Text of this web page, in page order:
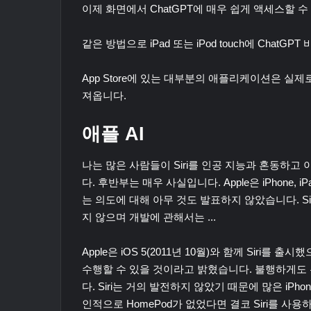
이제 화면에서 ChatGPT에 매우 쉽게 액세스할
같은 방법으로 iPad 또는 iPod touch에 ChatGPT
App Store에 있는 대부분의 애플리케이션은 실
져옵니다.
애플 AI
나는 많은 사람들이 Siri를 인공 지능과 혼동하고
다. 후반부는 매우 사실입니다. Apple은 iPhone,
는 의도에 대해 아무 것도 발표하지 않았습니다.
지 않으며 개발에 관해서는 ...
Apple은 iOS 5(2011년 10월)와 함께 Siri를 출시
수행할 수 있을 것이라고 밝혔습니다. 불행하게
다. Siri는 거의 발전하지 않았기 때문에 많은
인적으로 HomePod가 없었다면 결코 Siri를 사용